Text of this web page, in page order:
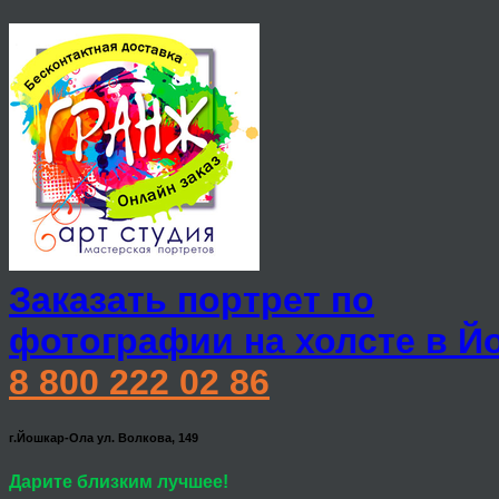
Заказать портрет по
фотографии на холсте в
8 800 222 02 86
г.Йошкар-Ола ул. Волкова, 149
Дарите близким лучшее!